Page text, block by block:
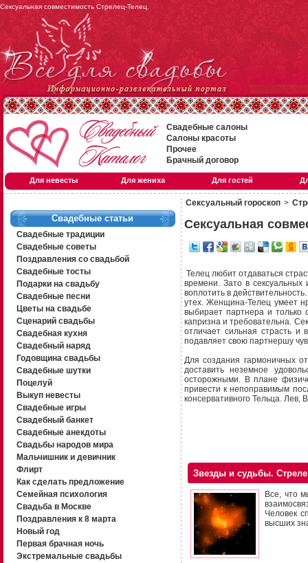
Сексуальная совместимость Стрелец-Телец.
Свадебные салоны
Салоны красоты
Прочее
Брачный договор
Для невесты Для жениха Для гостей
Свадебные статьи
Свадебные традиции
Свадебные советы
Поздравления со свадьбой
Свадебные тосты
Подарки на свадьбу
Свадебные песни
Цветы на свадьбе
Сценарий свадьбы
Свадебная кухня
Свадебный наряд
Годовщина свадьбы
Свадебные шутки
Поцелуй
Выкуп невесты
Свадебные игры
Свадебный банкет
Свадебные анекдоты
Свадьбы народов мира
Мальчишник и девичник
Флирт
Как сделать предложение
Семейная психология
Свадьба в Москве
Поздравления к 8 марта
Новый год
Первая брачная ночь
Экстремальные свадьбы
Сексуальный гороскоп >
Сексуальная
Телец любит отдаваться
времени. Зато в
воплотить в
утех. Женщина-Телец умеет
выбирает партнера и только
капризна и требовательна.
отличает сильная страсть
подавляет свою партнершу
Для создания гармоничных
доставить неземное
осторожными. В плане
привести к непоправимым
консервативного Тельца. Лев,
Звезды и судьбы.
Все, что
Человек
высших